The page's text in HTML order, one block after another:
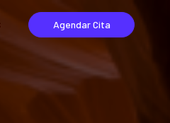
Agendar Cita